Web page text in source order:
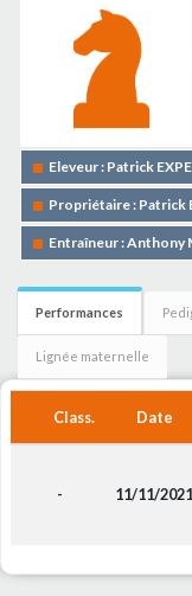
Eleveur : Patrick
Propriétaire : Patrick
Entraîneur : Anthony
Performances
Lignée maternelle
Class. Date
- 11/11/2021